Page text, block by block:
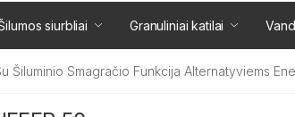
siurbliai Granuliniai katilai
Šiluminio Smagračio Funkcija Alternatyviems